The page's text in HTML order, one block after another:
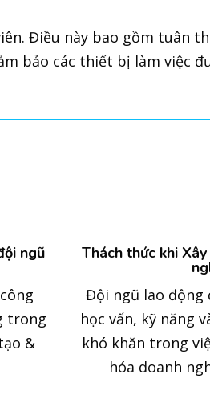
Điều này bao gồm tuân
bảo các thiết bị làm việc
ngũ
trong
&
Thách thức khi
Đội ngũ lao động
học vấn, kỹ năng
khó khăn trong
hóa doanh